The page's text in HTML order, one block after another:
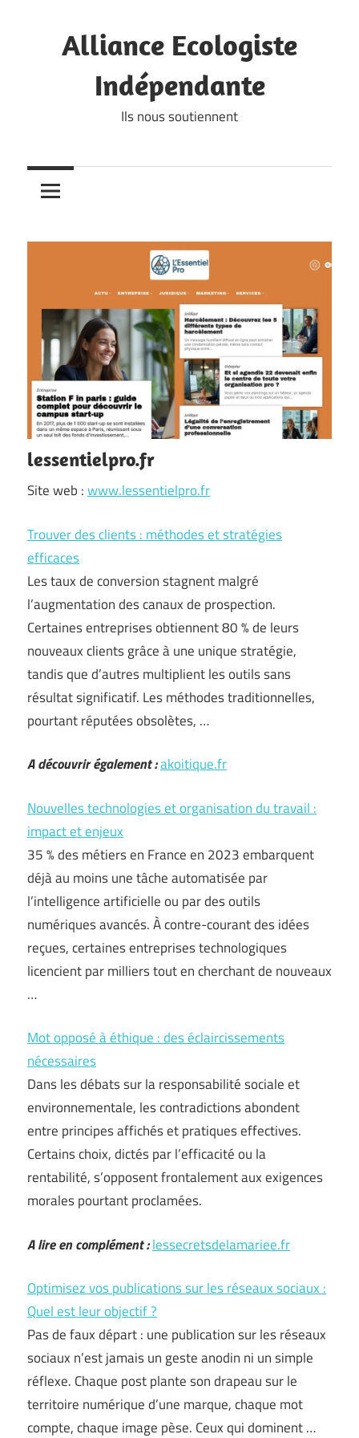
contentAlliance Ecologiste
Indépendante
Ils nous soutiennent
lessentielpro.fr
Site web :www.lessentielpro.fr
Trouver des clients : méthodes et stratégies
efficaces
Les taux de conversion stagnent malgré
l’augmentation des canaux de prospection.
Certaines entreprises obtiennent 80 % de leurs
nouveaux clients grâce à une unique stratégie,
tandis que d’autres multiplient les outils sans
résultat significatif. Les méthodes traditionnelles,
pourtant réputées obsolètes, …
A découvrir également :akoitique.fr
Nouvelles technologies et organisation du travail :
impact et enjeux
35 % des métiers en France en 2023 embarquent
déjà au moins une tâche automatisée par
l’intelligence artificielle ou par des outils
numériques avancés. À contre-courant des idées
reçues, certaines entreprises technologiques
licencient par milliers tout en cherchant de nouveaux
…
Mot opposé à éthique : des éclaircissements
nécessaires
Dans les débats sur la responsabilité sociale et
environnementale, les contradictions abondent
entre principes affichés et pratiques effectives.
Certains choix, dictés par l’efficacité ou la
rentabilité, s’opposent frontalement aux exigences
morales pourtant proclamées.
A lire en complément :lessecretsdelamariee.fr
Optimisez vos publications sur les réseaux sociaux :
Quel est leur objectif ?
Pas de faux départ : une publication sur les réseaux
sociaux n’est jamais un geste anodin ni un simple
réflexe. Chaque post plante son drapeau sur le
territoire numérique d’une marque, chaque mot
compte, chaque image pèse. Ceux qui dominent …